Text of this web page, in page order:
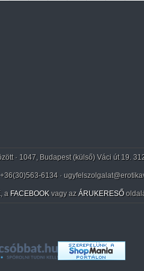
· 1047, Budapest (külső) Váci út 19.
+36(30)563-6134 ·
, a FACEBOOK vagy az ÁRUKERESŐ